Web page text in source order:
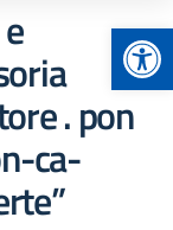
. pon
ca-